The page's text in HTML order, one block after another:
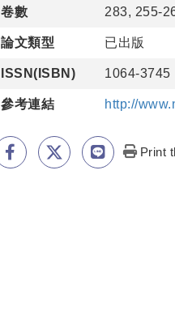
卷數 283, 255-
論文類型 已出版
ISSN(ISBN) 1064-3745
參考連結 http://
Print